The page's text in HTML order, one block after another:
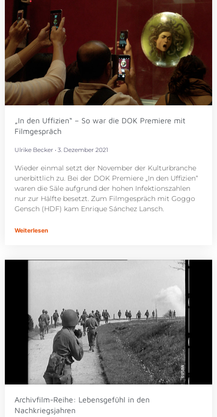
„In den Uffizien“ – So war die DOK Premiere mit
Filmgespräch
Ulrike Becker 3. Dezember 2021
Wieder einmal setzt der November der Kulturbranche
unerbittlich zu. Bei der DOK Premiere „In den Uffizien“
waren die Säle aufgrund der hohen Infektionszahlen
nur zur Hälfte besetzt. Zum Filmgespräch mit Goggo
Gensch (HDF) kam Enrique Sánchez Lansch.
Weiterlesen
Archivfilm-Reihe: Lebensgefühl in den
Nachkriegsjahren